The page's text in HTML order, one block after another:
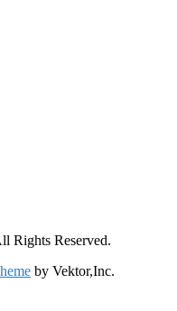
Rights Reserved.
by Vektor,Inc.